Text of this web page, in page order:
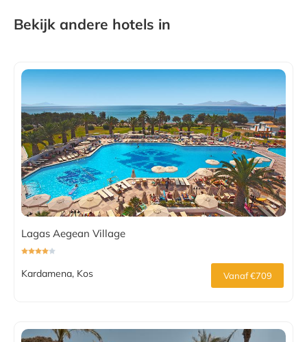
Bekijk andere hotels in
Lagas Aegean Village
Kardamena, Kos Vanaf €709